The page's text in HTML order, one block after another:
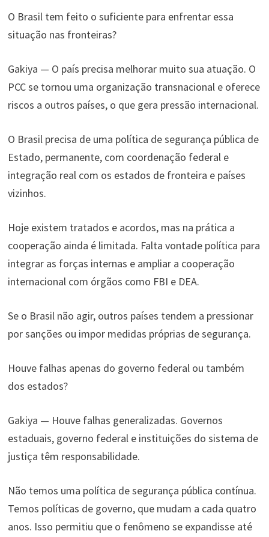
O Brasil tem feito o suficiente para enfrentar essa
situação nas fronteiras?
Gakiya — O país precisa melhorar muito sua atuação. O
PCC se tornou uma organização transnacional e oferece
riscos a outros países, o que gera pressão internacional.
O Brasil precisa de uma política de segurança pública de
Estado, permanente, com coordenação federal e
integração real com os estados de fronteira e países
vizinhos.
Hoje existem tratados e acordos, mas na prática a
cooperação ainda é limitada. Falta vontade política para
integrar as forças internas e ampliar a cooperação
internacional com órgãos como FBI e DEA.
Se o Brasil não agir, outros países tendem a pressionar
por sanções ou impor medidas próprias de segurança.
Houve falhas apenas do governo federal ou também
dos estados?
Gakiya — Houve falhas generalizadas. Governos
estaduais, governo federal e instituições do sistema de
justiça têm responsabilidade.
Não temos uma política de segurança pública contínua.
Temos políticas de governo, que mudam a cada quatro
anos. Isso permitiu que o fenômeno se expandisse até